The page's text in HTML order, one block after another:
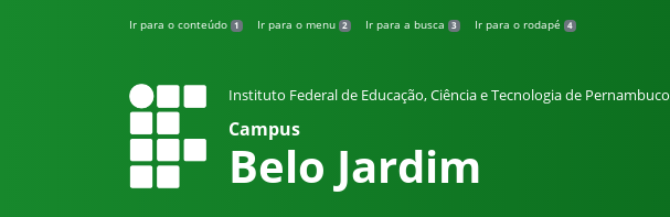
Ir para o conteúdo 1 Ir para o menu 2 Ir para a busca 3 Ir para o rodapé 4
Instituto Federal de Educação, Ciência e Tecnologia de Pernambuco
Campus
Belo Jardim